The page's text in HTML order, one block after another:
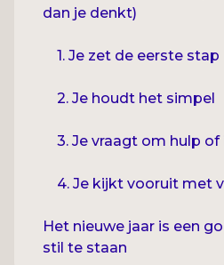
dan je denkt)
1. Je zet de eerste stap
2. Je houdt het simpel
3. Je vraagt om hulp
4. Je kijkt vooruit met
Het nieuwe jaar is een
stil te staan